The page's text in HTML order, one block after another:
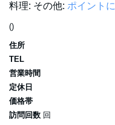
料理: その他: ポイント
()
住所
TEL
営業時間
定休日
価格帯
訪問回数 回